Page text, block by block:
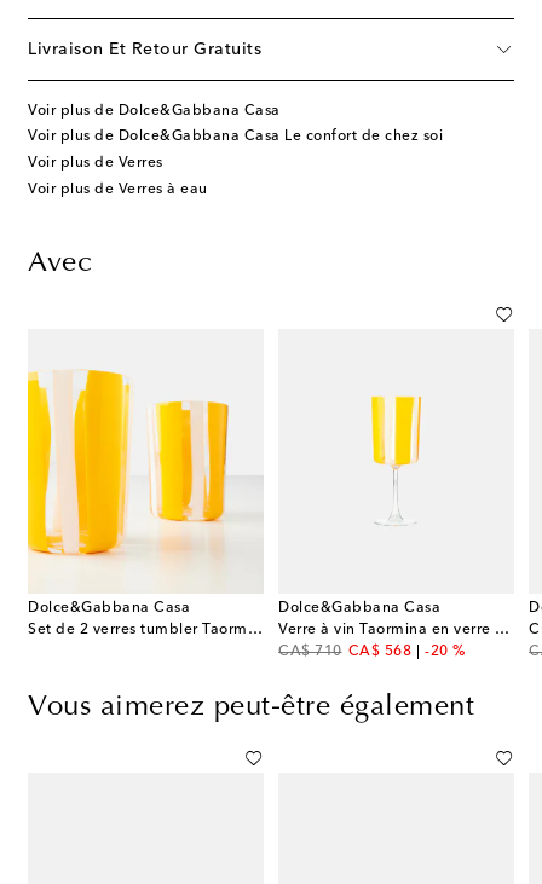
Livraison Et Retour Gratuits
Voir plus de Dolce&Gabbana Casa
Voir plus de Dolce&Gabbana Casa Le confort de chez soi
Voir plus de Verres
Voir plus de Verres à eau
Avec
Dolce&Gabbana Casa
Set de 2 verres tumbler Taormina rayés
Dolce&Gabbana Casa
Verre à vin Taormina en verre de Murano
CA$ 710
original priceCA$ 568
discount price
-20 %
Vous aimerez peut-être également